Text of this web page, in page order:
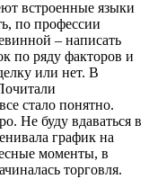
встроенные языки
по профессии
– написать
по ряду факторов и
или нет. В
стало понятно.
Не буду вдаваться в
график на
моменты, в
торговля.